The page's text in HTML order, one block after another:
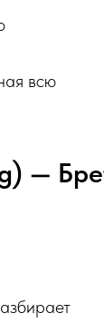
всю
—